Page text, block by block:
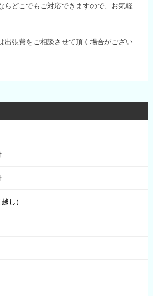
らどこでもご対応できますので、お気軽
出張費をご相談させて頂く場合がござい
し）